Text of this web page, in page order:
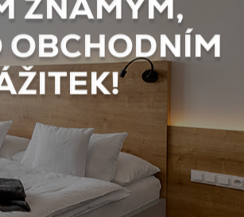
je tvořen komplex hotelu Svět